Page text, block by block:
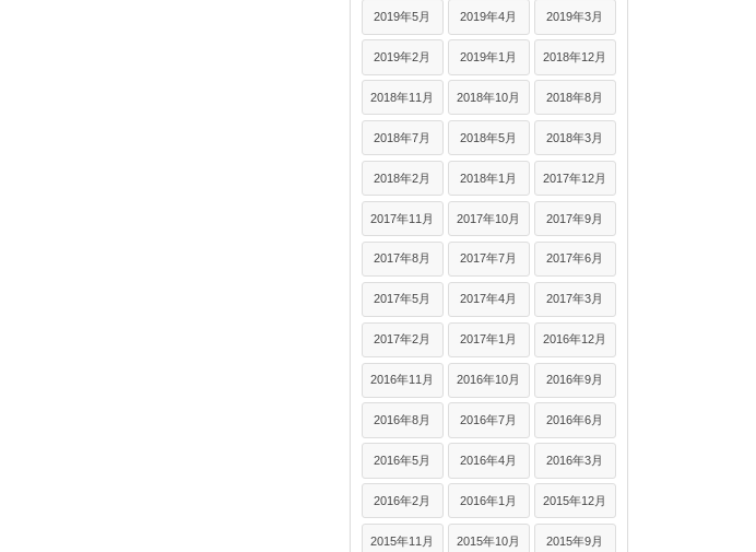
2019年5月 2019年4月 2019年3月
2019年2月 2019年1月 2018年12月
2018年11月 2018年10月 2018年8月
2018年7月 2018年5月 2018年3月
2018年2月 2018年1月 2017年12月
2017年11月 2017年10月 2017年9月
2017年8月 2017年7月 2017年6月
2017年5月 2017年4月 2017年3月
2017年2月 2017年1月 2016年12月
2016年11月 2016年10月 2016年9月
2016年8月 2016年7月 2016年6月
2016年5月 2016年4月 2016年3月
2016年2月 2016年1月 2015年12月
2015年11月 2015年10月 2015年9月